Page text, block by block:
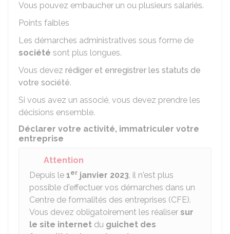
Vous pouvez embaucher un ou plusieurs salariés.
Points faibles
Les démarches administratives sous forme de
société sont plus longues.
Vous devez rédiger et enregistrer les statuts de
votre société.
Si vous avez un associé, vous devez prendre les
décisions ensemble.
Déclarer votre activité, immatriculer votre
entreprise
Attention
Depuis le 1er janvier 2023, il n'est plus
possible d'effectuer vos démarches dans un
Centre de formalités des entreprises (CFE).
Vous devez obligatoirement les réaliser sur
le site internet du guichet des